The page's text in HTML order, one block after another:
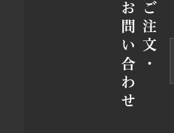
ご注文・
お問い合わせ